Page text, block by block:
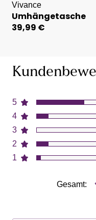
Vivance
Umhängetasche
39,99 €
5
4
3
2
1
Gesamt: